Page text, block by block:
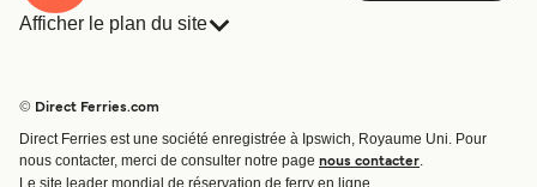
Afficher le plan du site
Traversées et ports
Billet de bateau
© Direct Ferries.com
Direct Ferries est une société enregistrée à Ipswich, Royaume Uni. Pour
nous contacter, merci de consulter notre page nous contacter.
Le site leader mondial de réservation de ferry en ligne